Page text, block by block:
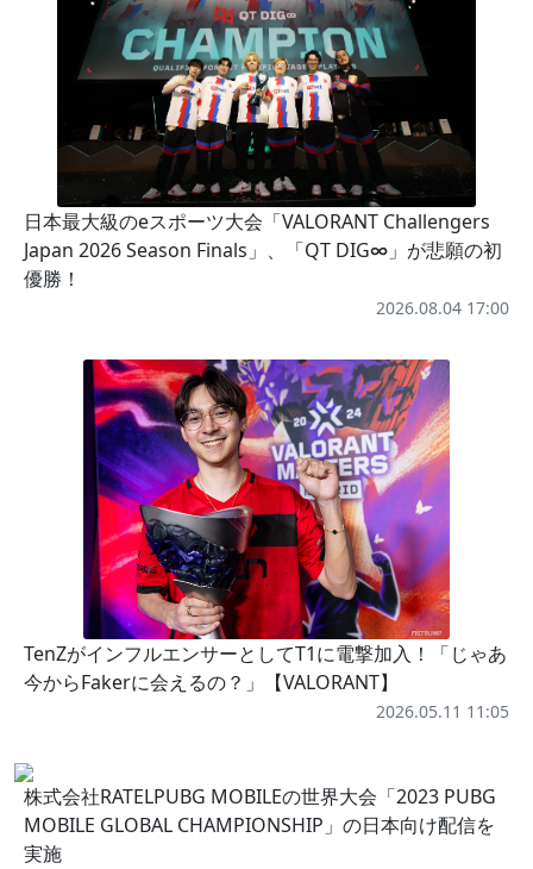
日本最大級のeスポーツ大会「VALORANT Challengers
Japan 2026 Season Finals」、「QT DIG∞」が悲願の初
優勝！
2026.08.04 17:00
TenZがインフルエンサーとしてT1に電撃加入！「じゃあ
今からFakerに会えるの？」【VALORANT】
2026.05.11 11:05
株式会社RATELPUBG MOBILEの世界大会「2023 PUBG
MOBILE GLOBAL CHAMPIONSHIP」の日本向け配信を
実施